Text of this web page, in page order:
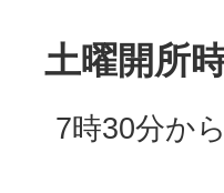
土曜開所
7時30分か